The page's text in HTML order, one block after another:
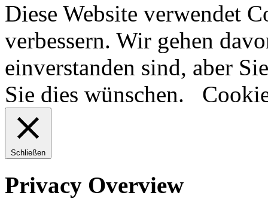
Diese Website verwendet
verbessern. Wir gehen
einverstanden sind, aber
Sie dies wünschen.
Schließen
Privacy Overview